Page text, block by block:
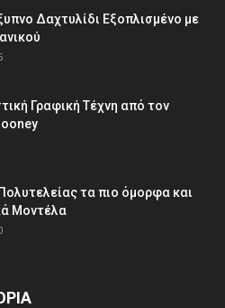
Δαχτυλίδι Εξοπλισμένο με
Γραφική Τέχνη από τον
τα πιο όμορφα και
Μοντέλα